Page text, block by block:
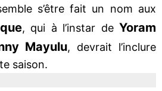
s’être fait un nom aux
, qui à l’instar de Yoram
Mayulu, devrait l’inclure
saison.